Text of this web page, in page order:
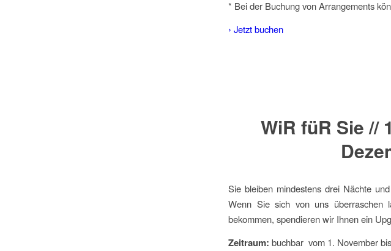
* Bei der Buchung von Arrangements
› Jetzt buchen
WiR füR Sie //
Sie bleiben mindestens drei Nächte
Wenn Sie sich von uns überraschen
bekommen, spendieren wir Ihnen ein
Zeitraum: buchbar vom 1. November